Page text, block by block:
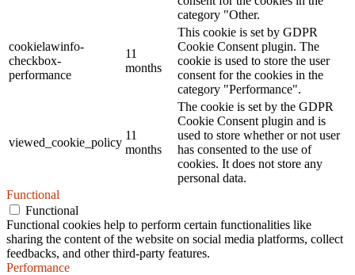
category "Other.
cookielawinfo-
checkbox-
performance
11
months
This cookie is set by GDPR
Cookie Consent plugin. The
cookie is used to store the user
consent for the cookies in the
category "Performance".
viewed_cookie_policy
11
months
The cookie is set by the GDPR
Cookie Consent plugin and is
used to store whether or not user
has consented to the use of
cookies. It does not store any
personal data.
Functional
Functional
Functional cookies help to perform certain functionalities like
sharing the content of the website on social media platforms, collect
feedbacks, and other third-party features.
Performance